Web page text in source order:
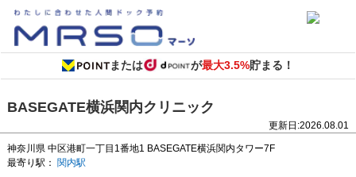
または が最大3.5%貯まる！
BASEGATE横浜関内クリニック
更新日:2026.08.01
神奈川県 中区港町一丁目1番地1 BASEGATE横浜関内タワー7F
最寄り駅： 関内駅